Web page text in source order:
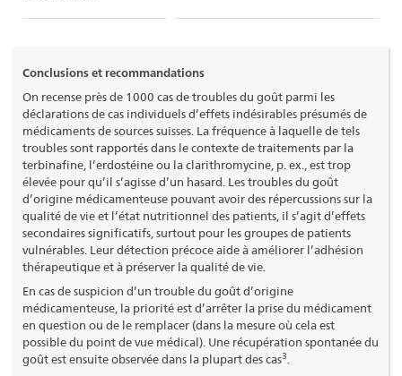
Conclusions et recommandations
On recense près de 1000 cas de troubles du goût parmi les
déclarations de cas individuels d’effets indésirables présumés de
médicaments de sources suisses. La fréquence à laquelle de tels
troubles sont rapportés dans le contexte de traitements par la
terbinafine, l’erdostéine ou la clarithromycine, p. ex., est trop
élevée pour qu’il s’agisse d’un hasard. Les troubles du goût
d’origine médicamenteuse pouvant avoir des répercussions sur la
qualité de vie et l’état nutritionnel des patients, il s’agit d’effets
secondaires significatifs, surtout pour les groupes de patients
vulnérables. Leur détection précoce aide à améliorer l’adhésion
thérapeutique et à préserver la qualité de vie.
En cas de suspicion d’un trouble du goût d’origine
médicamenteuse, la priorité est d’arrêter la prise du médicament
en question ou de le remplacer (dans la mesure où cela est
possible du point de vue médical). Une récupération spontanée du
goût est ensuite observée dans la plupart des cas3